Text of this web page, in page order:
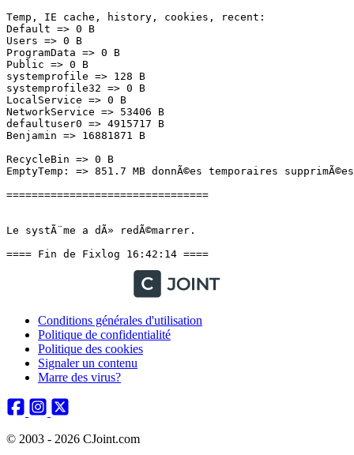
Temp, IE cache, history, cookies, recent:
Default => 0 B
Users => 0 B
ProgramData => 0 B
Public => 0 B
systemprofile => 128 B
systemprofile32 => 0 B
LocalService => 0 B
NetworkService => 53406 B
defaultuser0 => 4915717 B
Benjamin => 16881871 B
RecycleBin => 0 B
EmptyTemp: => 851.7 MB donnÃ©es temporaires
================================
Le systÃ¨me a dÃ» redÃ©marrer.
==== Fin de Fixlog 16:42:14 ====
Conditions générales d'utilisation
Politique de confidentialité
Politique des cookies
Signaler un contenu
Marre des virus?
© 2003 - 2026 CJoint.com